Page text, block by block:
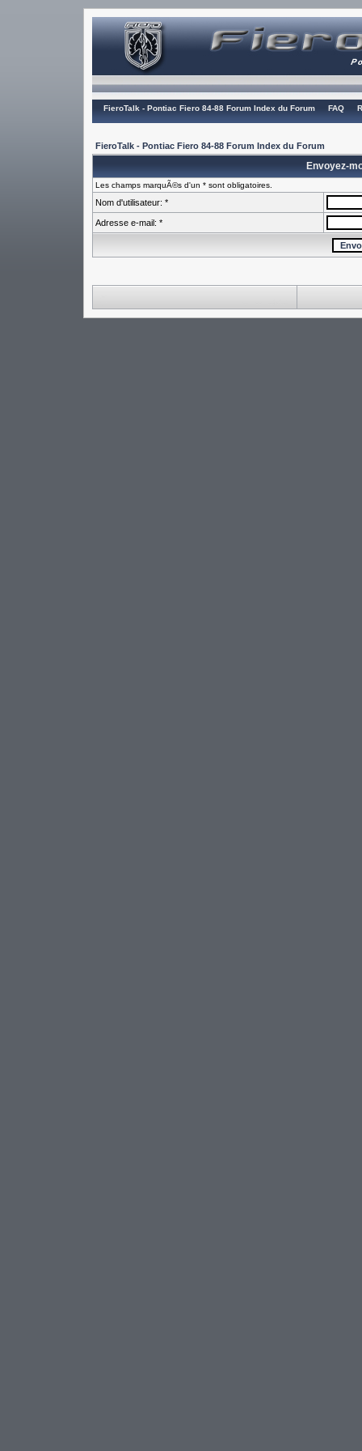
FieroTalk - Pontiac Fiero 84-88 Forum Index du Forum FAQ
FieroTalk - Pontiac Fiero 84-88 Forum Index du Forum
Envoyez-
Les champs marquÃ©s d'un * sont obligatoires.
Nom d'utilisateur: *
Adresse e-mail: *